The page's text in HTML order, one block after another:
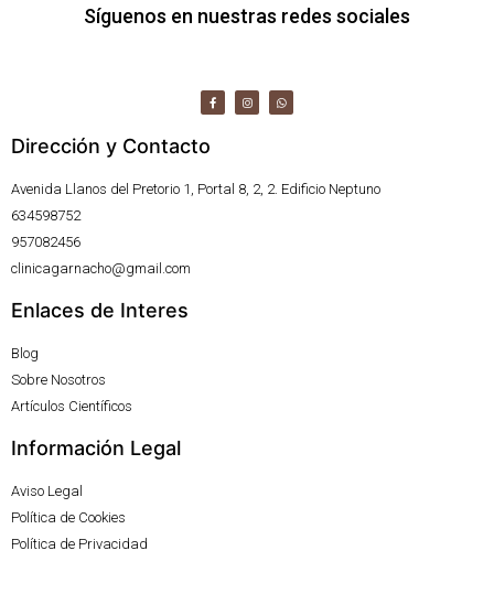
Síguenos en nuestras redes sociales
Dirección y Contacto
Avenida Llanos del Pretorio 1, Portal 8, 2, 2. Edificio Neptuno
634598752
957082456
clinicagarnacho@gmail.com
Enlaces de Interes
Blog
Sobre Nosotros
Artículos Científicos
Información Legal
Aviso Legal
Política de Cookies
Política de Privacidad